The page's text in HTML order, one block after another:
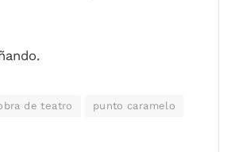
de teatro punto caramelo